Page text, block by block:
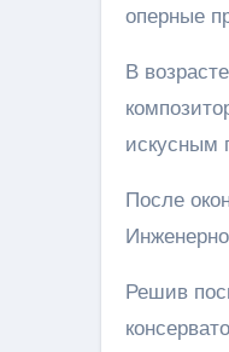
оперные
В
искусным
После
Решив